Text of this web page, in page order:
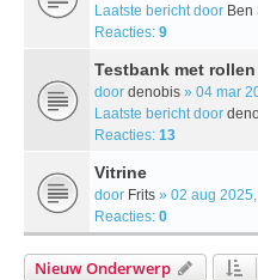
Laatste bericht door Ben
Reacties: 9
Testbank met
door denobis » 04 mar
Laatste bericht door
Reacties: 13
Vitrine
door Frits » 02 aug
Reacties: 0
Nieuw Onderwerp